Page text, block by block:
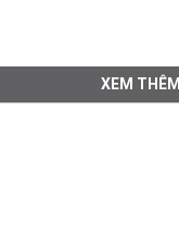
XEM THÊM